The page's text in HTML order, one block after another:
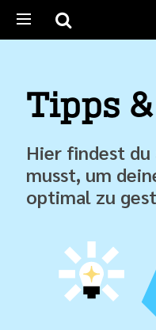
Tipps
Hier findest du
musst, um
optimal zu